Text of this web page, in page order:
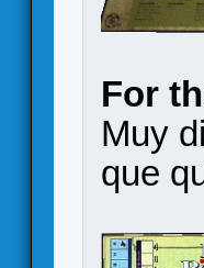
For
Muy
que